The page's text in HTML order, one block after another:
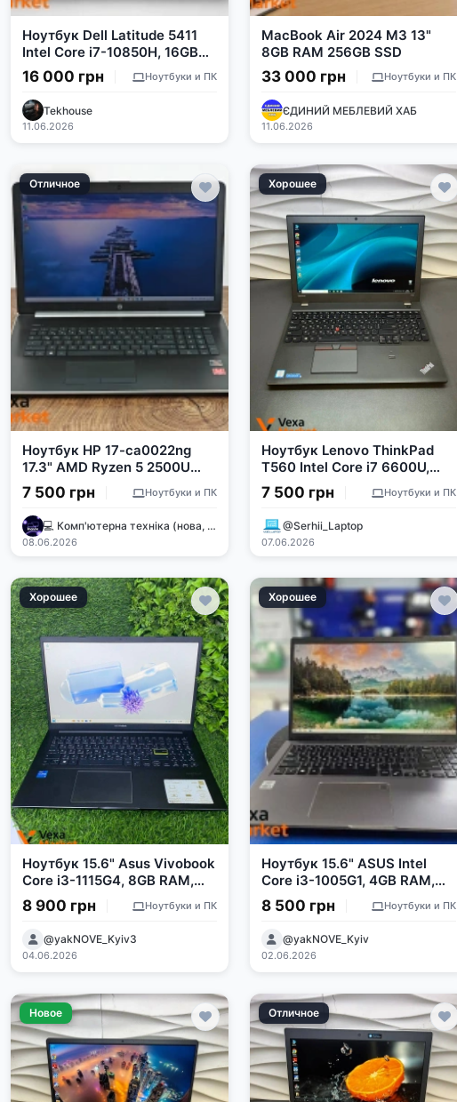
Ноутбук Dell Latitude 5411
Intel Core i7-10850H, 16GB
RAM, 256GB SSD
16 000 грн Ноутбуки и ПК
Tekhouse
11.06.2026
MacBook Air 2024 M3 13"
8GB RAM 256GB SSD
33 000 грн Ноутбуки и ПК
ЄДИНИЙ МЕБЛЕВИЙ ХАБ
11.06.2026
Отличное
Ноутбук HP 17-ca0022ng
17.3" AMD Ryzen 5 2500U
8GB RAM 256GB SSD + 1TB
HDD
7 500 грн Ноутбуки и ПК
💻 Комп'ютерна техніка (нова, бу)🖥
08.06.2026
Хорошее
Ноутбук Lenovo ThinkPad
T560 Intel Core i7 6600U,
8GB RAM, 256GB SSD, 15.6"
Full HD IPS
7 500 грн Ноутбуки и ПК
@Serhii_Laptop
07.06.2026
Хорошее
Ноутбук 15.6" Asus Vivobook
Core i3-1115G4, 8GB RAM,
256GB SSD
8 900 грн Ноутбуки и ПК
@yakNOVE_Kyiv3
04.06.2026
Хорошее
Ноутбук 15.6" ASUS Intel
Core i3-1005G1, 4GB RAM,
256GB SSD
8 500 грн Ноутбуки и ПК
@yakNOVE_Kyiv
02.06.2026
Новое Отличное